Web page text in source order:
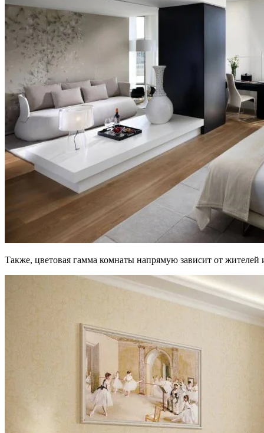
Также, цветовая гамма комнаты напрямую зависит от жителей